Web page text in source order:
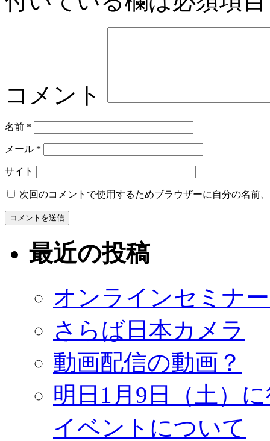
コメント
名前 *
メール *
サイト
次回のコメントで使用するためブラウザーに自分の名前
最近の投稿
オンラインセミナ
さらば日本カメラ
動画配信の動画？
明日1月9日（土）
イベントについて